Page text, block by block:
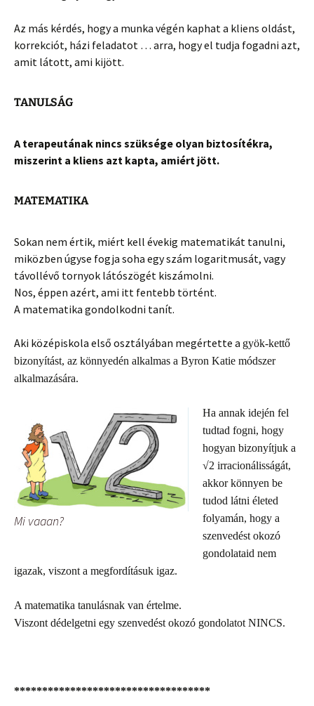
Az más kérdés, hogy a munka végén kaphat a kliens oldást,
korrekciót, házi feladatot … arra, hogy el tudja fogadni azt,
amit látott, ami kijött.
TANULSÁG
A terapeutának nincs szüksége olyan biztosítékra,
miszerint a kliens azt kapta, amiért jött.
MATEMATIKA
Sokan nem értik, miért kell évekig matematikát tanulni,
miközben úgyse fogja soha egy szám logaritmusát, vagy
távollévő tornyok látószögét kiszámolni.
Nos, éppen azért, ami itt fentebb történt.
A matematika gondolkodni tanít.
Aki középiskola első osztályában megértette a gyök-kettő
bizonyítást, az könnyedén alkalmas a Byron Katie módszer
alkalmazására.
Mi vaaan?
Ha annak idején fel
tudtad fogni, hogy
hogyan bizonyítjuk a
√2 irracionálisságát,
akkor könnyen be
tudod látni életed
folyamán, hogy a
szenvedést okozó
gondolataid nem
igazak, viszont a megfordításuk igaz.
A matematika tanulásnak van értelme.
Viszont dédelgetni egy szenvedést okozó gondolatot NINCS.
***********************************